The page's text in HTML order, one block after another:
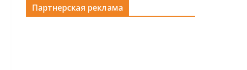
Партнерская реклама